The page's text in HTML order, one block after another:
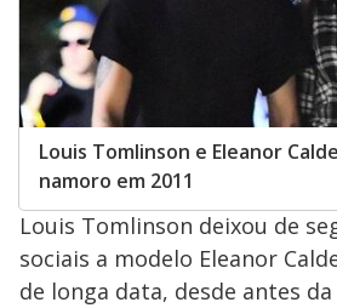
Louis Tomlinson e Eleanor
namoro em 2011
Louis Tomlinson deixou de
sociais a modelo Eleanor
de longa data, desde antes